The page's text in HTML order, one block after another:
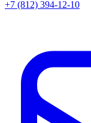
+7 (812) 394-12-10